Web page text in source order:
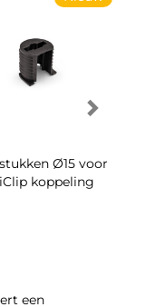
Ø15 voor
koppeling
een